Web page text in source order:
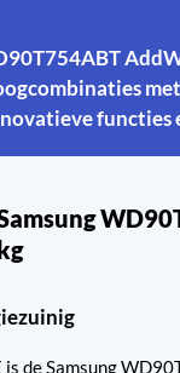
functies
de Samsung